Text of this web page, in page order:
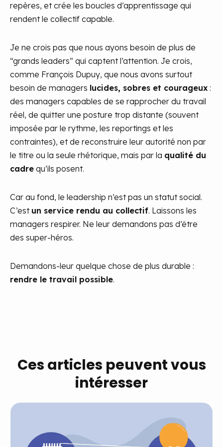
repères, et crée les boucles d’apprentissage qui
rendent le collectif capable.
Je ne crois pas que nous ayons besoin de plus de
“grands leaders” qui captent l’attention. Je crois,
comme François Dupuy, que nous avons surtout
besoin de managers lucides, sobres et courageux :
des managers capables de se rapprocher du travail
réel, de quitter une posture trop distante (souvent
imposée par le rythme, les reportings et les
contraintes), et de reconstruire leur autorité non par
le titre ou la seule rhétorique, mais par la qualité du
cadre qu’ils posent.
Car au fond, le leadership n’est pas un statut social.
C’est un service rendu au collectif. Laissons les
managers respirer. Ne leur demandons pas d’être
des super-héros.
Demandons-leur quelque chose de plus durable :
rendre le travail possible.
Ces articles peuvent vous
intéresser